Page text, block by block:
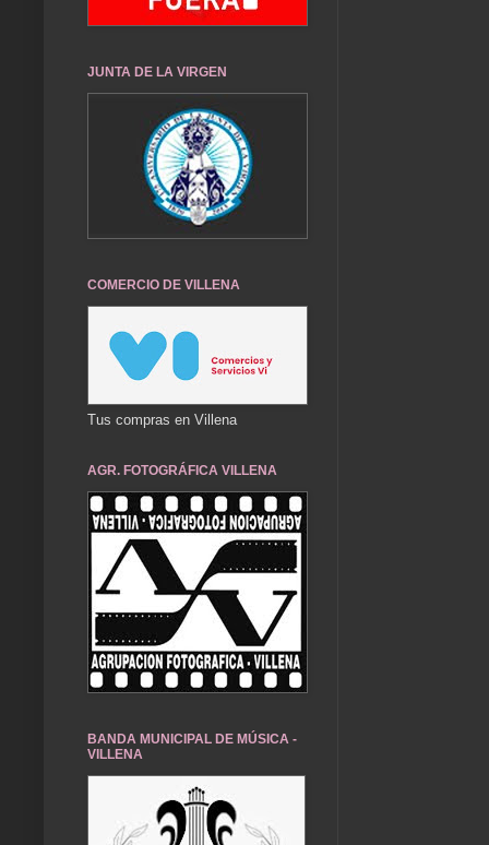
JUNTA DE LA VIRGEN
COMERCIO DE VILLENA
Tus compras en Villena
AGR. FOTOGRÁFICA VILLENA
BANDA MUNICIPAL DE MÚSICA -
VILLENA